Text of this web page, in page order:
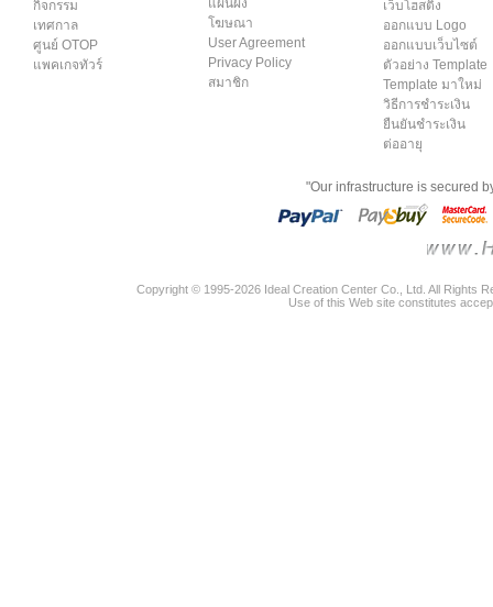
กิจกรรม
เทศกาล
ศูนย์ OTOP
แพคเกจทัวร์
แผนผัง
โฆษณา
User Agreement
Privacy Policy
สมาชิก
เว็บโฮสติ้ง
ออกแบบ Logo
ออกแบบเว็บไซต์
ตัวอย่าง Template
Template มาใหม่
วิธีการชำระเงิน
ยืนยันชำระเงิน
ต่ออายุ
"Our infrastructure is secured
Copyright © 1995-2026 Ideal Creation Center Co., Ltd. All Rights
Use of this Web site constitutes